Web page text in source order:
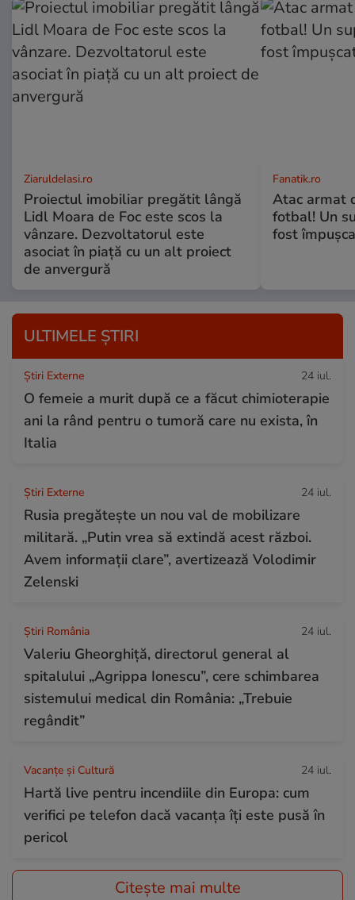
ZiaruldeIasi.ro
Proiectul imobiliar pregătit lângă
Lidl Moara de Foc este scos la
vânzare. Dezvoltatorul este
asociat în piață cu un alt proiect
de anvergură
Fanatik.ro
Atac armat
fotbal! Un
fost
ULTIMELE ȘTIRI
Știri Externe 24 iul.
O femeie a murit după ce a făcut chimioterapie
ani la rând pentru o tumoră care nu exista, în
Italia
Știri Externe 24 iul.
Rusia pregătește un nou val de mobilizare
militară. „Putin vrea să extindă acest război.
Avem informații clare”, avertizează Volodimir
Zelenski
Știri România 24 iul.
Valeriu Gheorghiță, directorul general al
spitalului „Agrippa Ionescu”, cere schimbarea
sistemului medical din România: „Trebuie
regândit”
Vacanțe și Cultură 24 iul.
Hartă live pentru incendiile din Europa: cum
verifici pe telefon dacă vacanța îți este pusă în
pericol
Citește mai multe